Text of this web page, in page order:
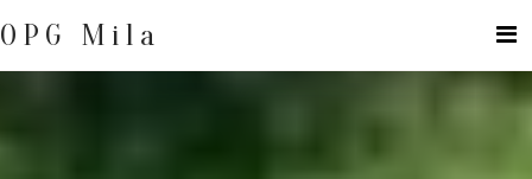
to
content
OPG Mila